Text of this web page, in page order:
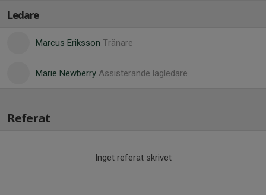
Ledare
Marcus Eriksson Tränare
Marie Newberry Assisterande lagledare
Referat
Inget referat skrivet